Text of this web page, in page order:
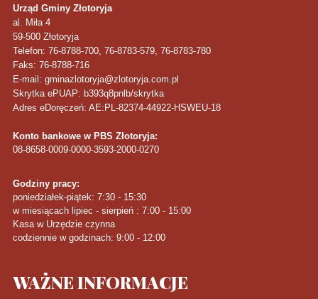
Urząd Gminy Złotoryja
al. Miła 4
59-500 Złotoryja
Telefon: 76-8788-700, 76-8783-579, 76-8783-780
Faks: 76-8788-716
E-mail: gminazlotoryja@zlotoryja.com.pl
Skrytka ePUAP: b393q8pnlb/skrytka
Adres eDoręczeń: AE:PL-82374-44922-HSWEU-18
Konto bankowe w PBS Złotoryja:
08-8658-0009-0000-3593-2000-0270
Godziny pracy:
poniedziałek-piątek: 7:30 - 15:30
w miesiącach lipiec - sierpień : 7:00 - 15:00
Kasa w Urzędzie czynna
codziennie w godzinach: 9:00 - 12:00
WAŻNEINFORMACJE